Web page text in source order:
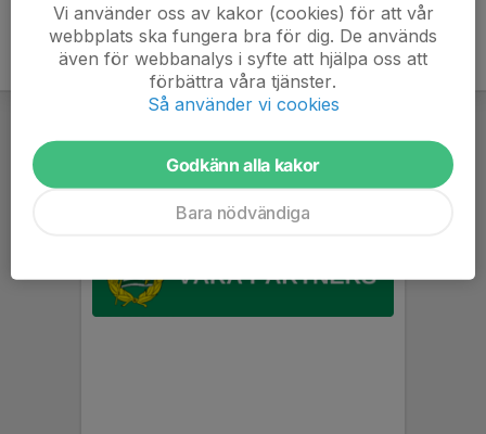
Vi använder oss av kakor (cookies) för att vår
webbplats ska fungera bra för dig. De används
även för webbanalys i syfte att hjälpa oss att
förbättra våra tjänster.
Så använder vi cookies
Godkänn alla kakor
Bara nödvändiga